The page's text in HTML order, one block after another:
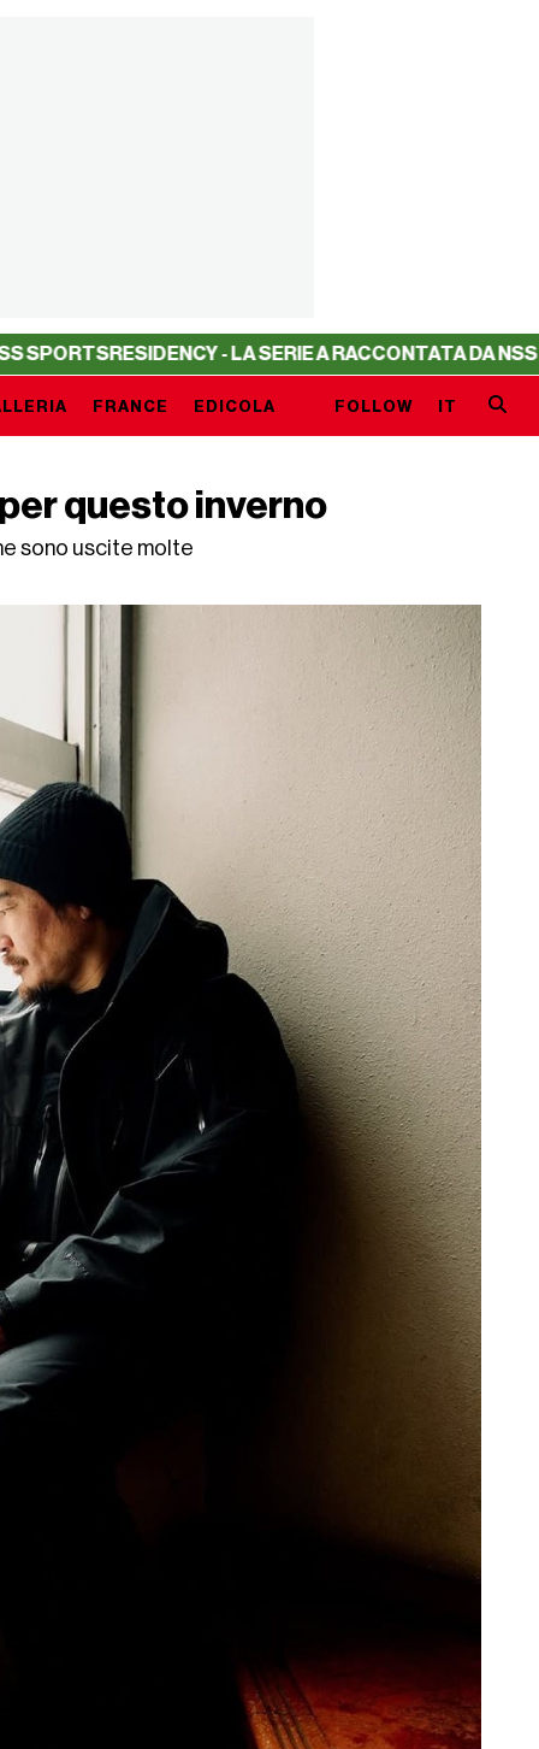
RESIDENCY - LA SERIE A RACCONTATA DA NSS
FRANCE EDICOLA FOLLOW IT
questo inverno
sono uscite molte